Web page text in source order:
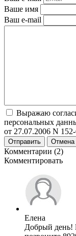
Ваше имя
Ваш e-mail
Выражаю
персональных
от 27.07.2006 N
Отправить Отмена
Комментарии (2)
Комментировать
Елена
Добрый день!